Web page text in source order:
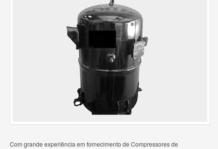
Com grande experiência em fornecimento de Compressores de